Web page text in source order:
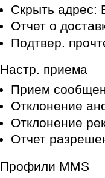
Скрыть адрес:
Отчет о
Подтвер.
Настр. приема
Прием
Отклонение
Отклонение
Отчет
Профили MMS